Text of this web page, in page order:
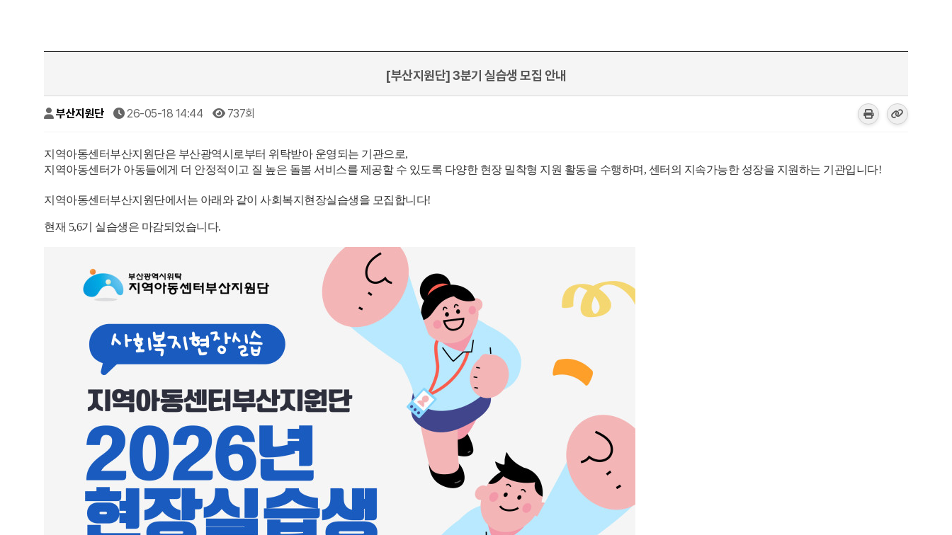
[부산지원단] 3분기 실습생 모집 안내
부산지원단 26-05-18 14:44 737회
지역아동센터부산지원단은 부산광역시로부터 위탁받아 운영되는 기관으로,
지역아동센터가 아동들에게 더 안정적이고 질 높은 돌봄 서비스를 제공할 수 있도록 다양한 현장 밀착형 지원 활동을 수행하며, 센터의 지속가능한 성장을 지원하는 기관입니다!
지역아동센터부산지원단에서는 아래와 같이 사회복지현장실습생을 모집합니다!
현재 5,6기 실습생은 마감되었습니다.